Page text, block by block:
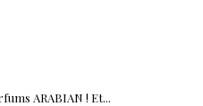
ARABIAN ! Et...